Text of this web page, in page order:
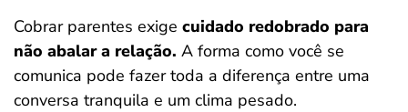
Cobrar parentes exige cuidado redobrado para
não abalar a relação. A forma como você se
comunica pode fazer toda a diferença entre uma
conversa tranquila e um clima pesado.